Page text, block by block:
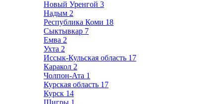
Новый Уренгой 3
Надым 2
Республика Коми 18
Сыктывкар 7
Емва 2
Ухта 2
Иссык-Кульская область 17
Каракол 2
Чолпон-Ата 1
Курская область 17
Курск 14
Щигры 1